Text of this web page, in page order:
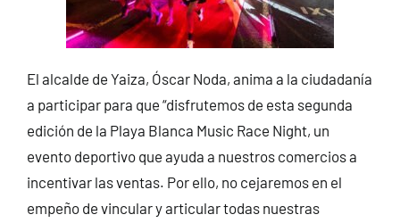
El alcalde de Yaiza, Óscar Noda, anima a la ciudadanía
a participar para que “disfrutemos de esta segunda
edición de la Playa Blanca Music Race Night, un
evento deportivo que ayuda a nuestros comercios a
incentivar las ventas. Por ello, no cejaremos en el
empeño de vincular y articular todas nuestras